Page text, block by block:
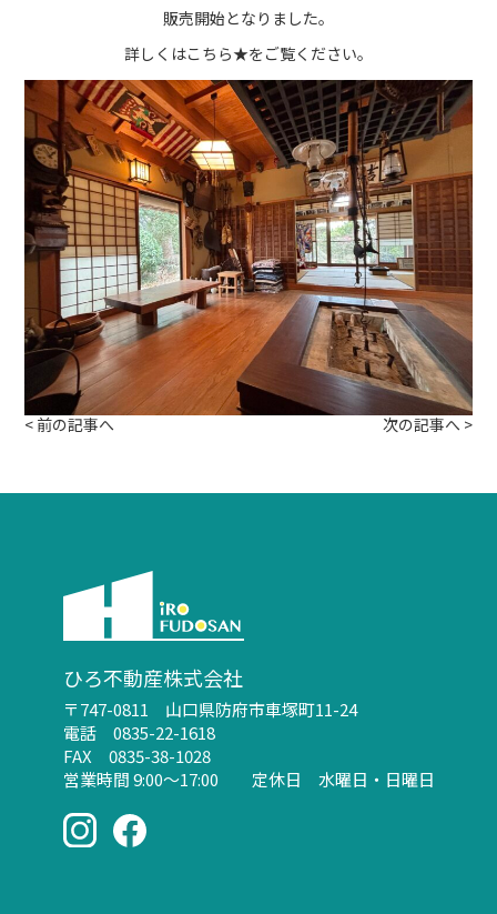
販売開始となりました。
詳しくはこちら★をご覧ください。
< 前の記事へ 次の記事へ >
ひろ不動産株式会社
〒747-0811 山口県防府市車塚町11-24
電話 0835-22-1618
FAX 0835-38-1028
営業時間 9:00～17:00 定休日 水曜日・日曜日